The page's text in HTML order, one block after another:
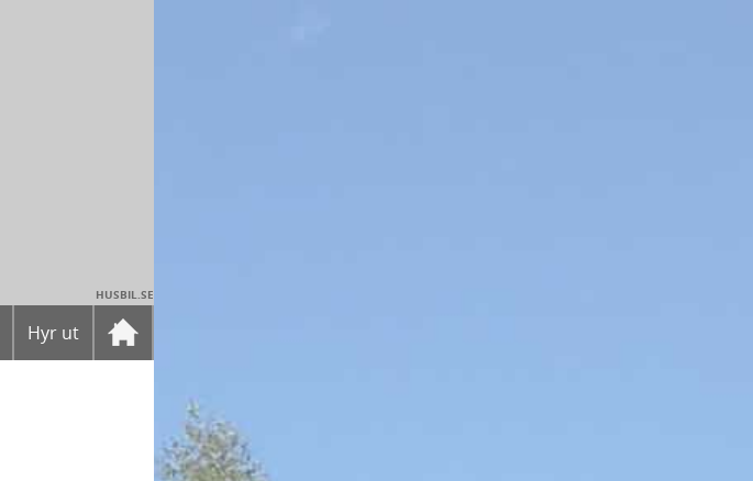
HUSBIL.SE
Hyr ut